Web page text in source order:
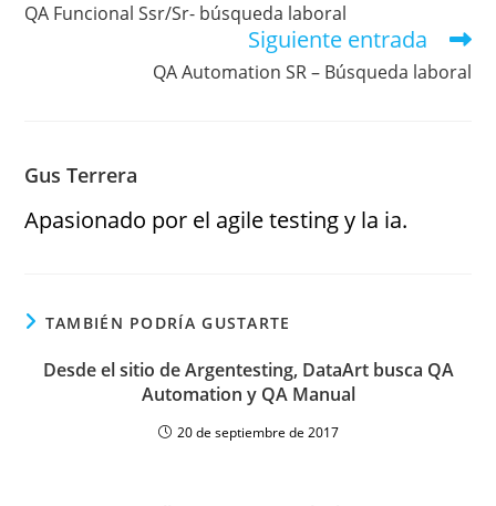
QA Funcional Ssr/Sr- búsqueda laboral
Siguiente entrada
QA Automation SR – Búsqueda laboral
Gus Terrera
Apasionado por el agile testing y la ia.
TAMBIÉN PODRÍA GUSTARTE
Desde el sitio de Argentesting, DataArt busca QA
Automation y QA Manual
20 de septiembre de 2017